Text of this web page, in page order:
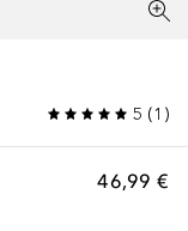
5 (1 )
46,99 €